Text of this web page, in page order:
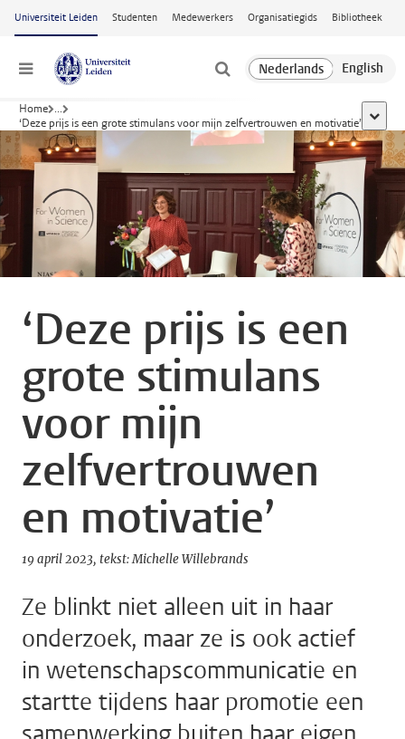
Ga naar hoofdinhoud
Universiteit Leiden Studenten Medewerkers Organisatiegids Bibliotheek
Menu
Home ...
‘Deze prijs is een grote stimulans voor mijn zelfvertrouwen en motivatie’ toon
‘Deze prijs is een
grote stimulans
voor mijn
zelfvertrouwen
en motivatie’
19 april 2023 tekst: Michelle Willebrands
Ze blinkt niet alleen uit in haar
onderzoek, maar ze is ook actief
in wetenschapscommunicatie en
startte tijdens haar promotie een